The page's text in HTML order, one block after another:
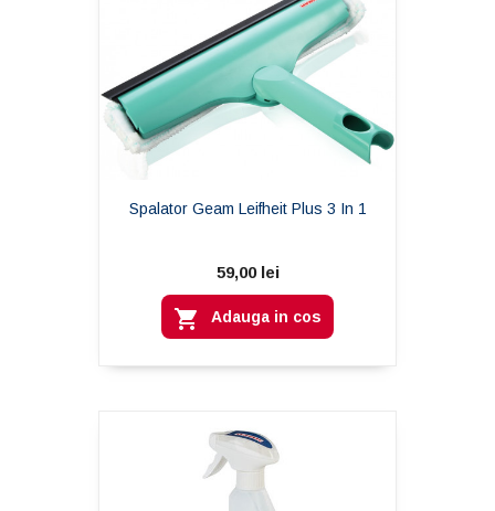
Spalator Geam Leifheit Plus 3 In 1
59,00 lei
 Adauga in cos